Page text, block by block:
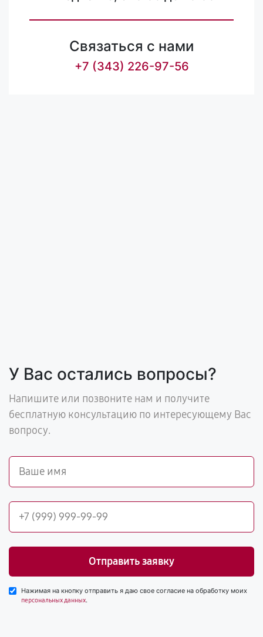
Связаться с нами
+7 (343) 226-97-56
У Вас остались вопросы?
Напишите или позвоните нам и получите
бесплатную консультацию по интересующему Вас
вопросу.
Отправить заявку
Нажимая на кнопку отправить я даю свое согласие на обработку моих
персональных данных.